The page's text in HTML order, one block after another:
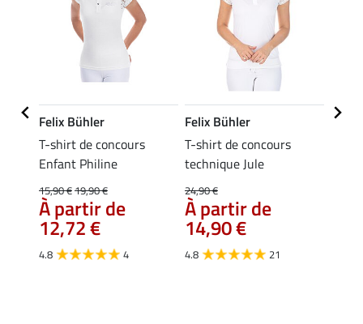
Felix Bühler
T-shirt de concours
Enfant Philine
15,90 €19,90 €
À partir de
12,72 €
4.8 4
Felix Bühler
T-shirt de concours
technique Jule
24,90 €
À partir de
14,90 €
4.8 21